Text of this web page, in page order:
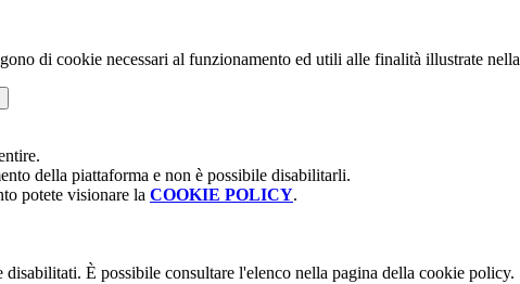
di cookie necessari al funzionamento ed utili alle finalità illustrate nella
della piattaforma e non è possibile disabilitarli.
potete visionare la COOKIE POLICY.
È possibile consultare l'elenco nella pagina della cookie policy.